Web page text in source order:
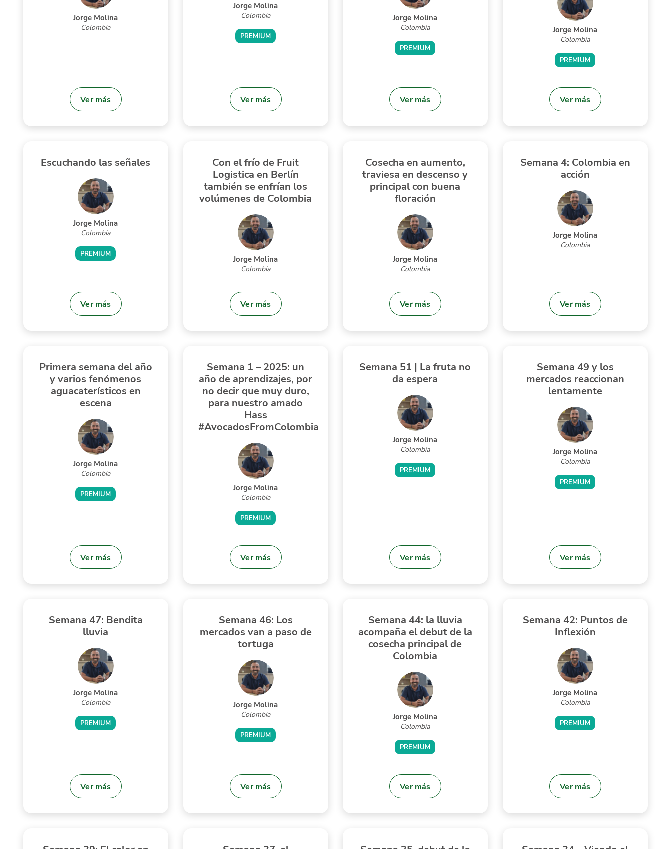
Jorge Molina
Colombia
Ver más
Jorge Molina
Colombia
PREMIUM
Ver más
Jorge Molina
Colombia
PREMIUM
Ver más
Jorge Molina
Colombia
PREMIUM
Ver más
Escuchando las señales
Jorge Molina
Colombia
PREMIUM
Ver más
Con el frío de Fruit
Logistica en Berlín
también se enfrían los
volúmenes de Colombia
Jorge Molina
Colombia
Ver más
Cosecha en aumento,
traviesa en descenso y
principal con buena
floración
Jorge Molina
Colombia
Ver más
Semana 4: Colombia en
acción
Jorge Molina
Colombia
Ver más
Primera semana del año
y varios fenómenos
aguacaterísticos en
escena
Jorge Molina
Colombia
PREMIUM
Ver más
Semana 1 – 2025: un
año de aprendizajes, por
no decir que muy duro,
para nuestro amado
Hass
#AvocadosFromColombia
Jorge Molina
Colombia
PREMIUM
Ver más
Semana 51 | La fruta no
da espera
Jorge Molina
Colombia
PREMIUM
Ver más
Semana 49 y los
mercados reaccionan
lentamente
Jorge Molina
Colombia
PREMIUM
Ver más
Semana 47: Bendita
lluvia
Jorge Molina
Colombia
PREMIUM
Ver más
Semana 46: Los
mercados van a paso de
tortuga
Jorge Molina
Colombia
PREMIUM
Ver más
Semana 44: la lluvia
acompaña el debut de la
cosecha principal de
Colombia
Jorge Molina
Colombia
PREMIUM
Ver más
Semana 42: Puntos de
Inflexión
Jorge Molina
Colombia
PREMIUM
Ver más